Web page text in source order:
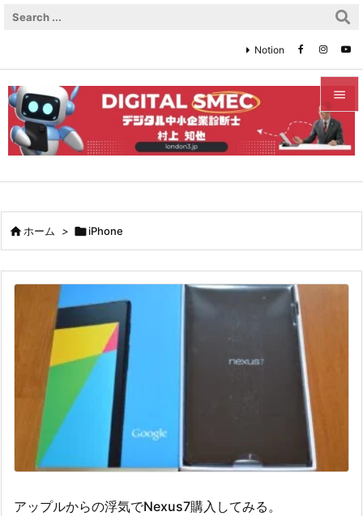


メニュ


次へ
Notion
ホーム > iPhone
アップルからの浮気でNexus7購入してみる。